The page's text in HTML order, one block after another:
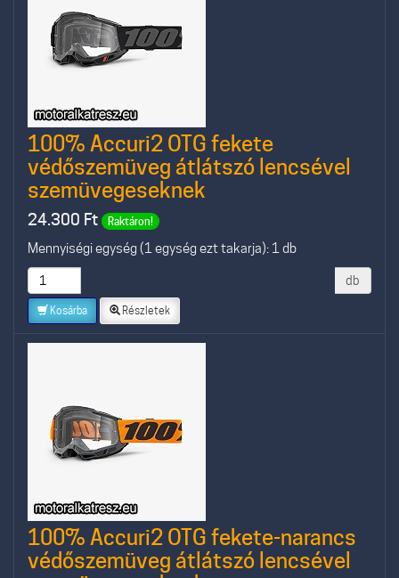
100% Accuri2 OTG fekete
védőszemüveg átlátszó lencsével
szemüvegeseknek
24.300 Ft Raktáron!
Mennyiségi egység (1 egység ezt takarja): 1 db
db
Kosárba Részletek
100% Accuri2 OTG fekete-narancs
védőszemüveg átlátszó lencsével